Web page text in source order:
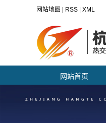
网站地图 RSS XML
网站首页